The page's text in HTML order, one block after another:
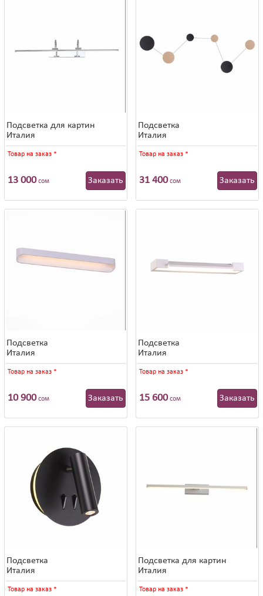
Подсветка для картин
Италия
Товар на заказ *
13 000сом Заказать
Подсветка
Италия
Товар на заказ *
31 400сом Заказать
Подсветка
Италия
Товар на заказ *
10 900сом Заказать
Подсветка
Италия
Товар на заказ *
15 600сом Заказать
Подсветка
Италия
Товар на заказ *
Подсветка для картин
Италия
Товар на заказ *